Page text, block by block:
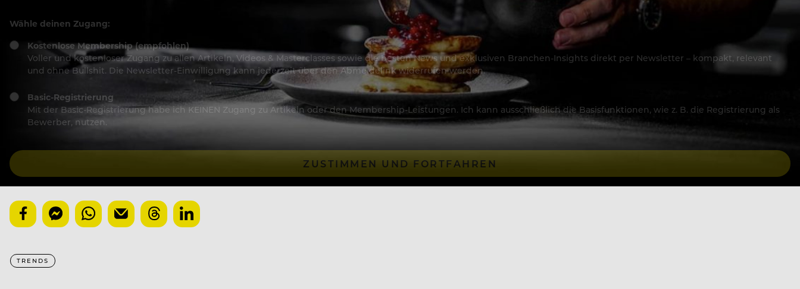
Wähle deinen Zugang:
Kostenlose Membership (empfohlen)
Voller und kostenloser Zugang zu allen Artikeln, Videos & Masterclasses sowie die besten News und exklusiven Branchen-Insights direkt per Newsletter – kompakt, relevant
und ohne Bullshit. Die Newsletter-Einwilligung kann jederzeit über den Abmeldelink widerrufen werden.
Basic-Registrierung
Mit der Basic-Registrierung habe ich KEINEN Zugang zu Artikeln oder den Membership-Leistungen. Ich kann ausschließlich die Basisfunktionen, wie z. B. die Registrierung als
Bewerber, nutzen.
ZUSTIMMEN UND FORTFAHREN
TRENDS